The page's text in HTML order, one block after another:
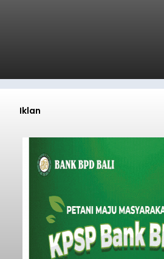
Iklan